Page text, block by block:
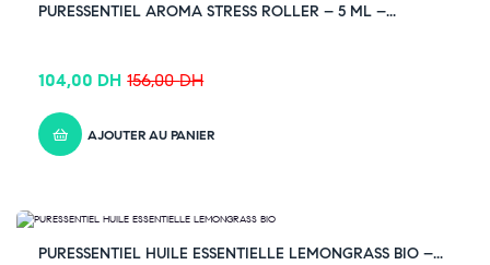
PURESSENTIEL AROMA STRESS ROLLER – 5 ML –...
156,00DH
104,00 DH
AJOUTER AU PANIER
PURESSENTIEL HUILE ESSENTIELLE LEMONGRASS BIO –...